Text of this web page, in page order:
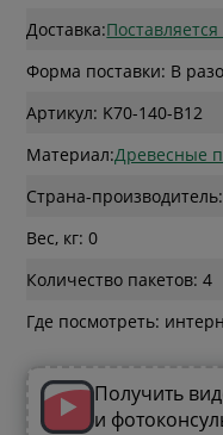
Доставка:
Форма поставки: В
Артикул: K70-140-B12
Материал:Древесные
Страна-
Вес, кг: 0
Количество пакетов: 4
Где посмотреть:
Получить
и